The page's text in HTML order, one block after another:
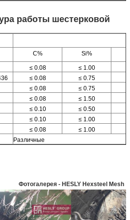
работы шестерковой
C% Si%
≤ 0.08 ≤ 1.00
≤ 0.08 ≤ 0.75
≤ 0.08 ≤ 0.75
≤ 0.08 ≤ 1.50
≤ 0.10 ≤ 0.50
≤ 0.10 ≤ 1.00
≤ 0.08 ≤ 1.00
Различные
Фотогалерея - HESLY Hexsteel Mesh